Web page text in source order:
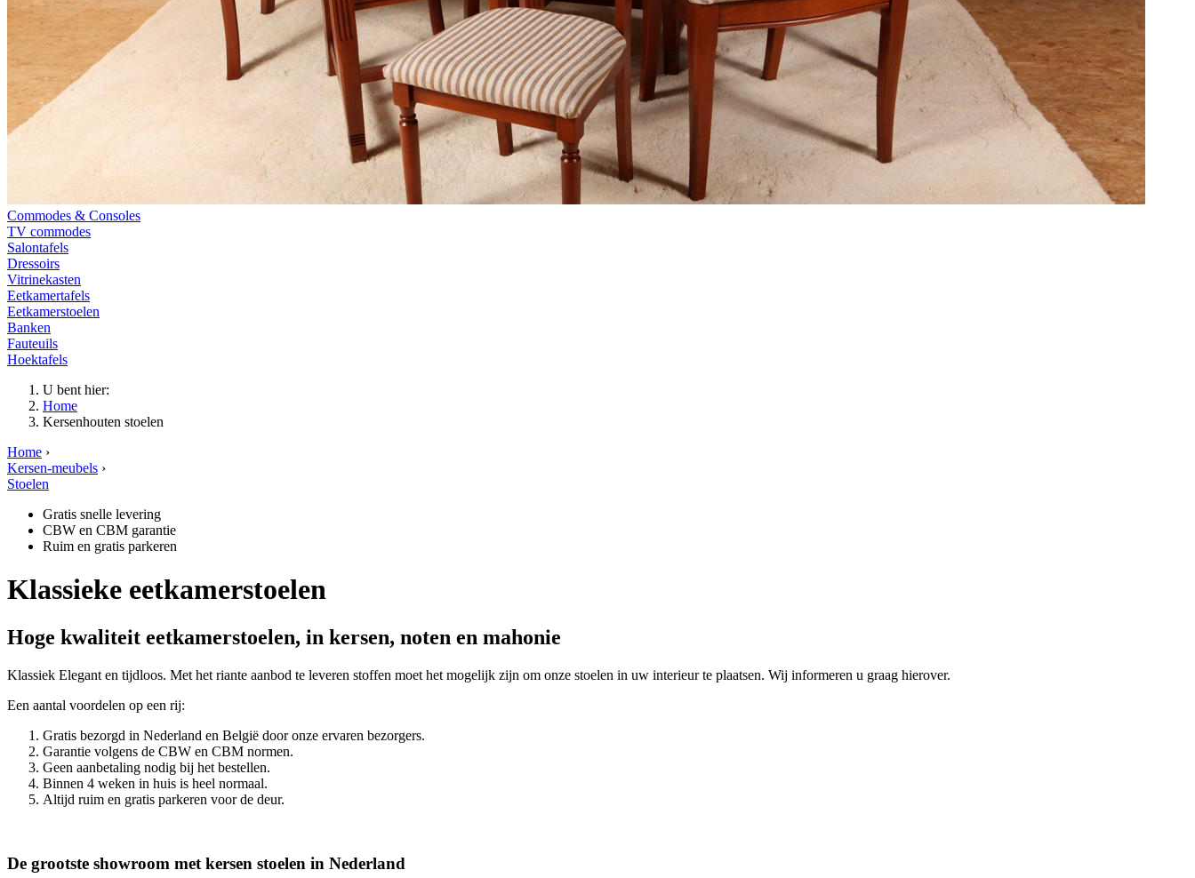
Commodes & Consoles
TV commodes
Salontafels
Dressoirs
Vitrinekasten
Eetkamertafels
Eetkamerstoelen
Banken
Fauteuils
Hoektafels
U bent hier:
Home
Kersenhouten stoelen
Home ›
Kersen-meubels ›
Stoelen
Gratis snelle levering
CBW en CBM garantie
Ruim en gratis parkeren
Klassieke eetkamerstoelen
Hoge kwaliteit eetkamerstoelen, in kersen, noten en mahonie
Klassiek Elegant en tijdloos. Met het riante aanbod te leveren stoffen moet het mogelijk zijn om onze stoelen in uw interieur te plaatsen. Wij informeren u graag hierover.
Een aantal voordelen op een rij:
Gratis bezorgd in Nederland en België door onze ervaren bezorgers.
Garantie volgens de CBW en CBM normen.
Geen aanbetaling nodig bij het bestellen.
Binnen 4 weken in huis is heel normaal.
Altijd ruim en gratis parkeren voor de deur.
De grootste showroom met kersen stoelen in Nederland